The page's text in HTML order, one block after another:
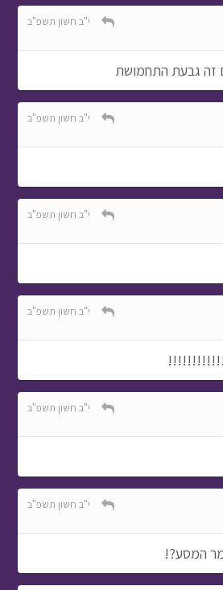
י"ב חשון תשפ"ב
זה גבעת התחמושת
י"ב חשון תשפ"ב
י"ב חשון תשפ"ב
י"ב חשון תשפ"ב
י"ב חשון תשפ"ב
י"ב חשון תשפ"ב
המסע?!